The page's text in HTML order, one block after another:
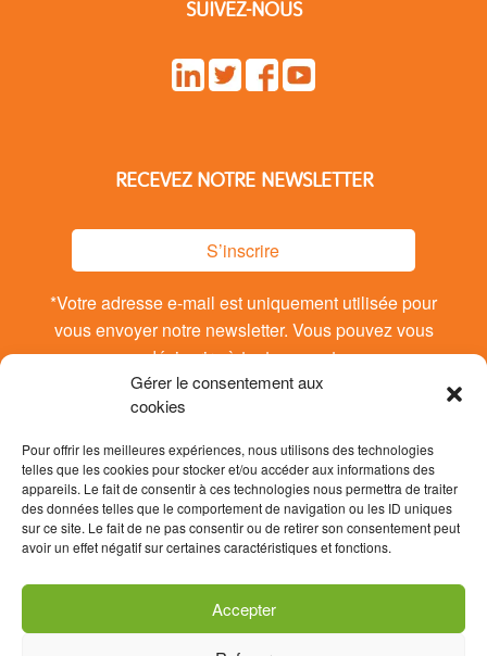
Gérer le consentement aux
cookies
Pour offrir les meilleures expériences, nous utilisons des technologies
telles que les cookies pour stocker et/ou accéder aux informations des
appareils. Le fait de consentir à ces technologies nous permettra de traiter
des données telles que le comportement de navigation ou les ID uniques
sur ce site. Le fait de ne pas consentir ou de retirer son consentement peut
avoir un effet négatif sur certaines caractéristiques et fonctions.
Accepter
SUIVEZ-NOUS
RECEVEZ NOTRE NEWSLETTER
S’inscrire
*Votre adresse e-mail est uniquement utilisée pour
vous envoyer notre newsletter. Vous pouvez vous
désinsrire à tout moment.